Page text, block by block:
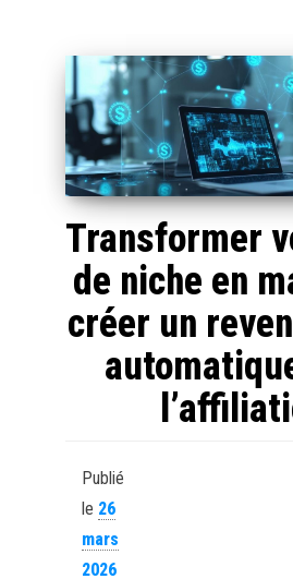
Transformer
de niche en
créer un
Publié
le 26
mars
2026